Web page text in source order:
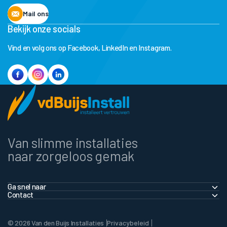
Mail ons
Bekijk onze socials
Vind en volg ons op Facebook, LinkedIn en Instagram.
Van slimme installaties
naar zorgeloos gemak
Ga snel naar
Thuis
Contact
+31 (0)76 597 2229
© 2026 Van den Buijs Installaties Privacybeleid